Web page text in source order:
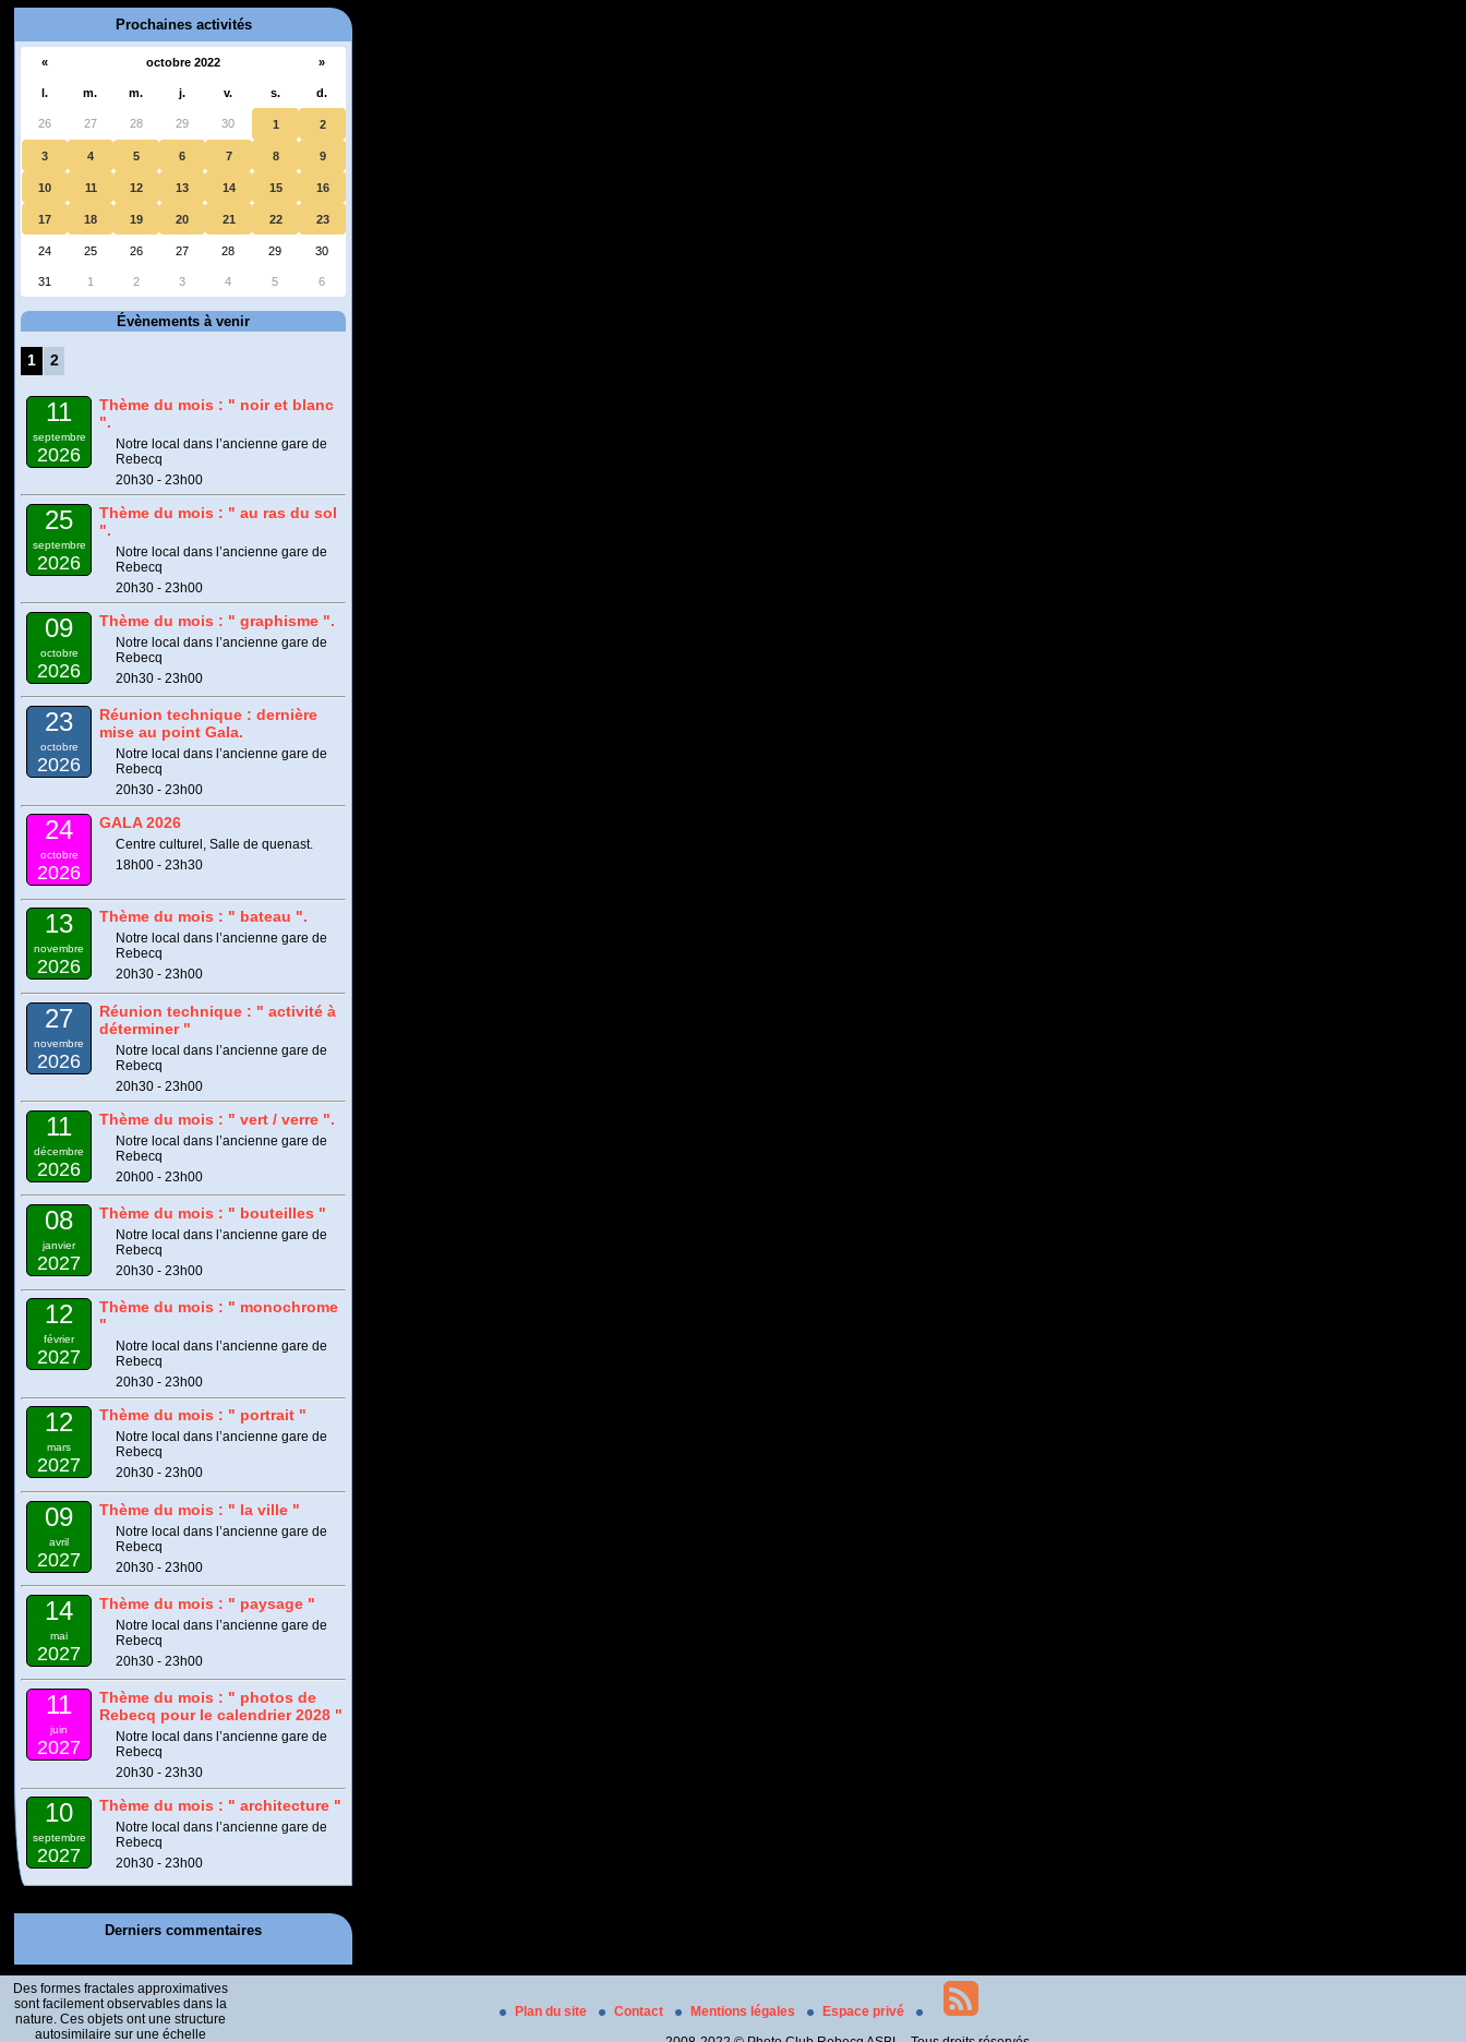
Prochaines activités
« octobre 2022 »
l. m. m. j. v. s. d.
26 27 28 29 30 1 2
3 4 5 6 7 8 9
10 11 12 13 14 15 16
17 18 19 20 21 22 23
24 25 26 27 28 29 30
31 1 2 3 4 5 6
Évènements à venir
1 2
11
septembre
2026
Thème du mois : " noir et blanc
".
Notre local dans l’ancienne gare de
Rebecq
20h30 - 23h00
25
septembre
2026
Thème du mois : " au ras du sol
".
Notre local dans l’ancienne gare de
Rebecq
20h30 - 23h00
09
octobre
2026
Thème du mois : " graphisme ".
Notre local dans l’ancienne gare de
Rebecq
20h30 - 23h00
23
octobre
2026
Réunion technique : dernière
mise au point Gala.
Notre local dans l’ancienne gare de
Rebecq
20h30 - 23h00
24
octobre
2026
GALA 2026
Centre culturel, Salle de quenast.
18h00 - 23h30
13
novembre
2026
Thème du mois : " bateau ".
Notre local dans l’ancienne gare de
Rebecq
20h30 - 23h00
27
novembre
2026
Réunion technique : " activité à
déterminer "
Notre local dans l’ancienne gare de
Rebecq
20h30 - 23h00
11
décembre
2026
Thème du mois : " vert / verre ".
Notre local dans l’ancienne gare de
Rebecq
20h00 - 23h00
08
janvier
2027
Thème du mois : " bouteilles "
Notre local dans l’ancienne gare de
Rebecq
20h30 - 23h00
12
février
2027
Thème du mois : " monochrome
"
Notre local dans l’ancienne gare de
Rebecq
20h30 - 23h00
12
mars
2027
Thème du mois : " portrait "
Notre local dans l’ancienne gare de
Rebecq
20h30 - 23h00
09
avril
2027
Thème du mois : " la ville "
Notre local dans l’ancienne gare de
Rebecq
20h30 - 23h00
14
mai
2027
Thème du mois : " paysage "
Notre local dans l’ancienne gare de
Rebecq
20h30 - 23h00
11
juin
2027
Thème du mois : " photos de
Rebecq pour le calendrier 2028 "
Notre local dans l’ancienne gare de
Rebecq
20h30 - 23h30
10
septembre
2027
Thème du mois : " architecture "
Notre local dans l’ancienne gare de
Rebecq
20h30 - 23h00
Derniers commentaires
Des formes fractales approximatives
sont facilement observables dans la
nature. Ces objets ont une structure
autosimilaire sur une échelle
Plan du site Contact Mentions légales
Espace privé